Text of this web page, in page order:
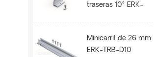
traseras 10° ERK-
Minicarril de 26 mm
ERK-TRB-D10